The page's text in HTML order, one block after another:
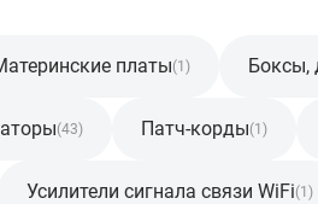
платы(1) Боксы,
(43) Патч-корды(1)
Усилители сигнала связи WiFi(1)